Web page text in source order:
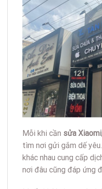
Mỗi khi cần sửa Xiaomi
tìm nơi gửi gắm dế
khác nhau cung cấp
nơi đâu cũng đáp ứng